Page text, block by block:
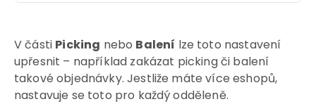
V části Picking nebo Balení lze toto nastavení
upřesnit – například zakázat picking či balení
takové objednávky. Jestliže máte více eshopů,
nastavuje se toto pro každý odděleně.